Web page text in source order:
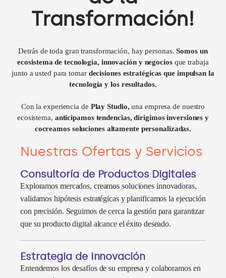
Transformación!
Detrás de toda gran transformación, hay personas.Somos un
ecosistema de tecnología, innovación y negociosque trabaja
junto a usted para tomar decisiones estratégicas que impulsan la
tecnología y los resultados.
Con la experiencia de Play Studio, una empresa de nuestro
ecosistema, anticipamos tendencias, dirigimos inversiones y
cocreamos soluciones altamente personalizadas.
Nuestras Ofertas y Servicios
Consultoría de Productos Digitales
Exploramos mercados, creamos soluciones innovadoras,
validamos hipótesis estratégicas y planificamos la ejecución
con precisión. Seguimos de cerca la gestión para garantizar
que su producto digital alcance el éxito deseado.
Estrategia de Innovación
Entendemos los desafíos de su empresa y colaboramos en